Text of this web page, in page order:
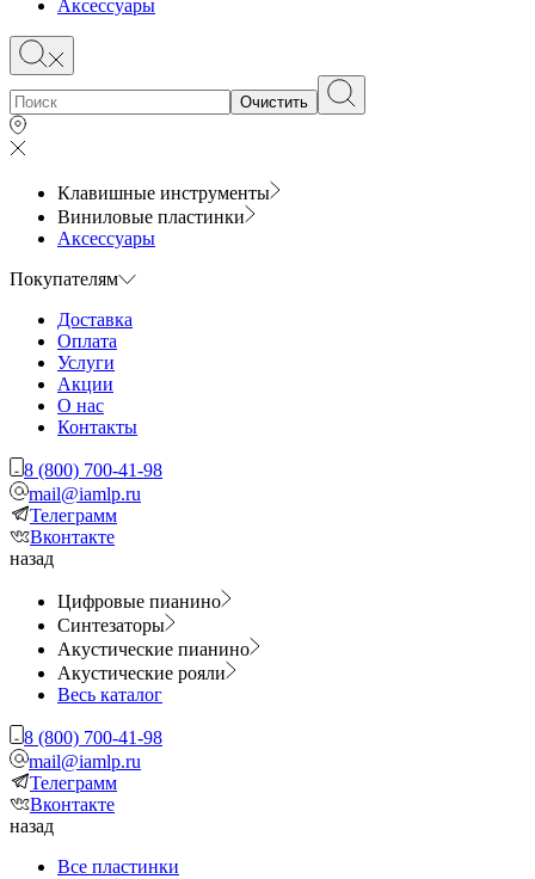
Аксессуары
Очистить
Клавишные инструменты
Виниловые пластинки
Аксессуары
Покупателям
Доставка
Оплата
Услуги
Акции
О нас
Контакты
8 (800) 700-41-98
mail@iamlp.ru
Телеграмм
Вконтакте
назад
Цифровые пианино
Синтезаторы
Акустические пианино
Акустические рояли
Весь каталог
8 (800) 700-41-98
mail@iamlp.ru
Телеграмм
Вконтакте
назад
Все пластинки